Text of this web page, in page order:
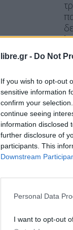
libre.gr - Do Not
If you wish to opt-out
sensitive information
confirm your
continue seeing
information disclosed
further disclosure of
participants. This
Downstream
Personal Data
I want to opt-outΗ